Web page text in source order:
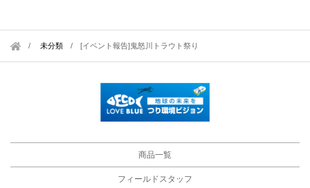
未分類 /[イベント報告]鬼怒川トラウト祭り
商品一覧
フィールドスタッフ